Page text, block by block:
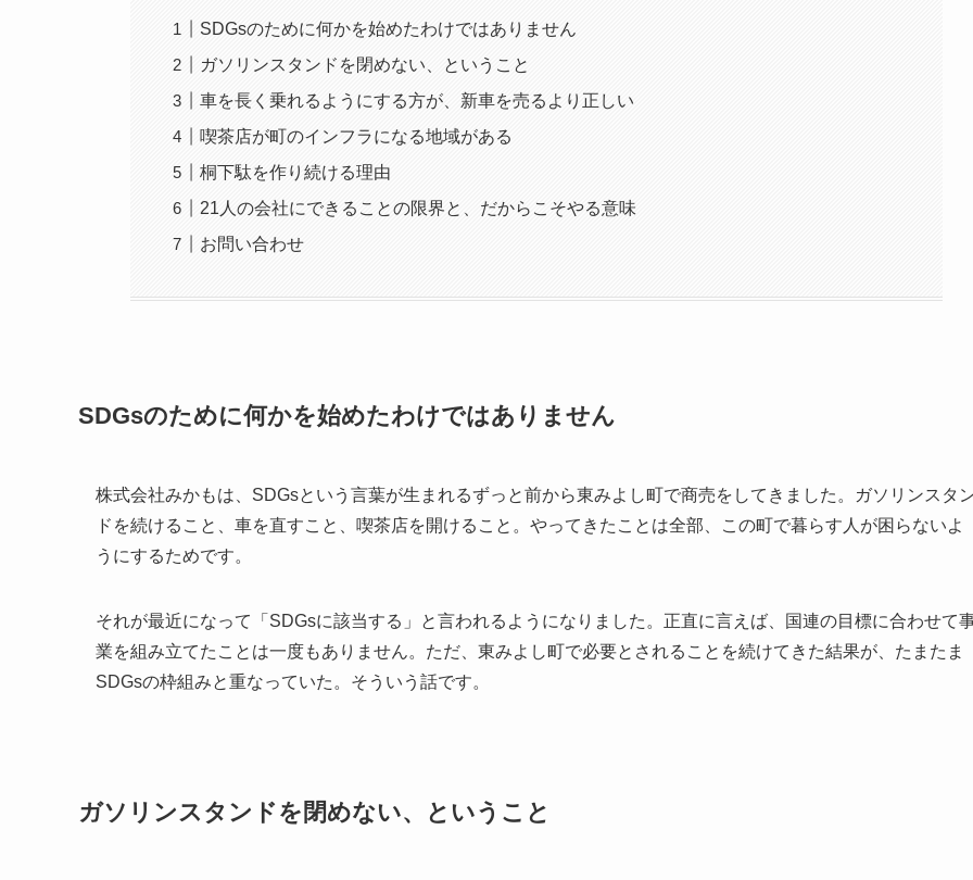
SDGsのために何かを始めたわけではありません
ガソリンスタンドを閉めない、ということ
車を長く乗れるようにする方が、新車を売るより正しい
喫茶店が町のインフラになる地域がある
桐下駄を作り続ける理由
21人の会社にできることの限界と、だからこそやる意味
お問い合わせ
SDGsのために何かを始めたわけではありません
株式会社みかもは、SDGsという言葉が生まれるずっと前から東みよし町で商売をしてきました。ガソリンスタ
ドを続けること、車を直すこと、喫茶店を開けること。やってきたことは全部、この町で暮らす人が困らないよ
うにするためです。
それが最近になって「SDGsに該当する」と言われるようになりました。正直に言えば、国連の目標に合わせて
業を組み立てたことは一度もありません。ただ、東みよし町で必要とされることを続けてきた結果が、たまたま
SDGsの枠組みと重なっていた。そういう話です。
ガソリンスタンドを閉めない、ということ